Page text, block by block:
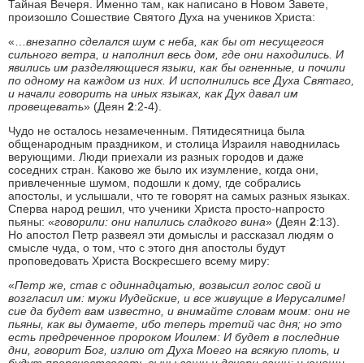
Тайная Вечеря. Именно там, как написано в Новом Завете,
произошло Сошествие Святого Духа на учеников Христа:
«…внезапно сделался шум с неба, как бы от несущегося
сильного ветра, и наполнил весь дом, где они находились. И
явились им разделяющиеся языки, как бы огненные, и почили
по одному на каждом из них. И исполнились все Духа Святаго,
и начали говорить на иных языках, как Дух давал им
провещевать» (Деян 2:2-4).
Чудо не осталось незамеченным. Пятидесятница была
общенародным праздником, и столица Израиля наводнилась
верующими. Люди приехали из разных городов и даже
соседних стран. Каково же было их изумление, когда они,
привлеченные шумом, подошли к дому, где собрались
апостолы, и услышали, что те говорят на самых разных языках.
Сперва народ решил, что ученики Христа просто-напросто
пьяны: «говорили: они напились сладкого вина» (Деян 2:13).
Но апостол Петр развеял эти домыслы и рассказал людям о
смысле чуда, о том, что с этого дня апостолы будут
проповедовать Христа Воскресшего всему миру:
«Петр же, став с одиннадцатью, возвысил голос свой и
возгласил им: мужи Иудейские, и все живущие в Иерусалиме!
сие да будет вам известно, и внимайте словам моим: они не
пьяны, как вы думаете, ибо теперь третий час дня; но это
есть предреченное пророком Иоилем: И будет в последние
дни, говорит Бог, излию от Духа Моего на всякую плоть, и